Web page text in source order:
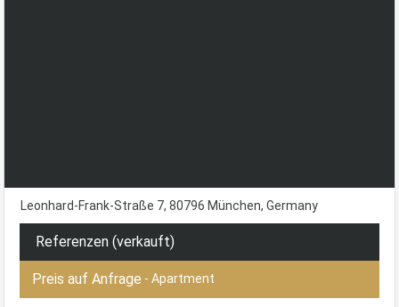
Leonhard-Frank-Straße 7, 80796 München, Germany
Referenzen (verkauft)
Preis auf Anfrage - Apartment